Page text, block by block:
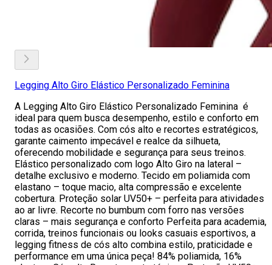
Legging Alto Giro Elástico Personalizado Feminina
A Legging Alto Giro Elástico Personalizado Feminina é
ideal para quem busca desempenho, estilo e conforto em
todas as ocasiões. Com cós alto e recortes estratégicos,
garante caimento impecável e realce da silhueta,
oferecendo mobilidade e segurança para seus treinos.
Elástico personalizado com logo Alto Giro na lateral –
detalhe exclusivo e moderno. Tecido em poliamida com
elastano – toque macio, alta compressão e excelente
cobertura. Proteção solar UV50+ – perfeita para atividades
ao ar livre. Recorte no bumbum com forro nas versões
claras – mais segurança e conforto Perfeita para academia,
corrida, treinos funcionais ou looks casuais esportivos, a
legging fitness de cós alto combina estilo, praticidade e
performance em uma única peça! 84% poliamida, 16%